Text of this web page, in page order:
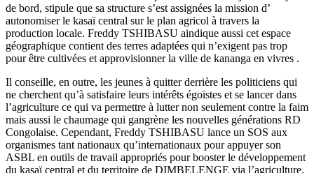
de bord, stipule que sa structure s’est assignées la mission d’
autonomiser le kasaï central sur le plan agricol à travers la
production locale. Freddy TSHIBASU aindique aussi cet espace
géographique contient des terres adaptées qui n’exigent pas trop
pour être cultivées et approvisionner la ville de kananga en vivres .
Il conseille, en outre, les jeunes à quitter derrière les politiciens qui
ne cherchent qu’à satisfaire leurs intérêts égoïstes et se lancer dans
l’agriculture ce qui va permettre à lutter non seulement contre la faim
mais aussi le chaumage qui gangrène les nouvelles générations RD
Congolaise. Cependant, Freddy TSHIBASU lance un SOS aux
organismes tant nationaux qu’internationaux pour appuyer son
ASBL en outils de travail appropriés pour booster le développement
du kasaï central et du territoire de DIMBELENGE via l’agriculture.